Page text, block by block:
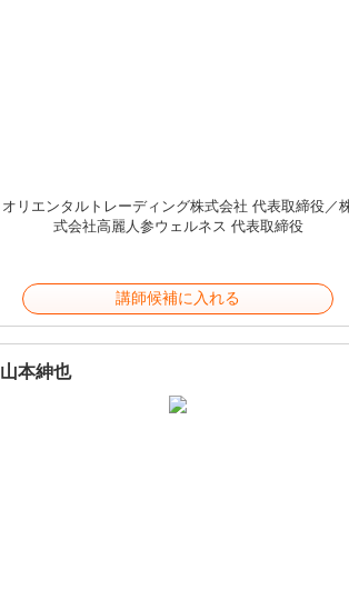
オリエンタルトレーディング株式会社 代表取締役／
式会社高麗人参ウェルネス 代表取締役
講師候補に入れる
山本紳也